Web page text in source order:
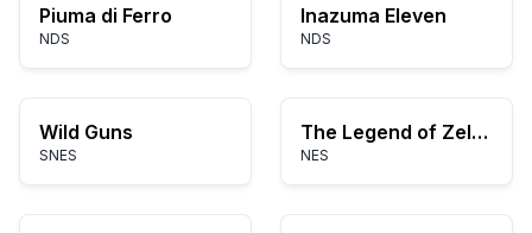
Piuma di Ferro
NDS
Inazuma Eleven
NDS
Wild Guns
SNES
The Legend of Zelda
NES